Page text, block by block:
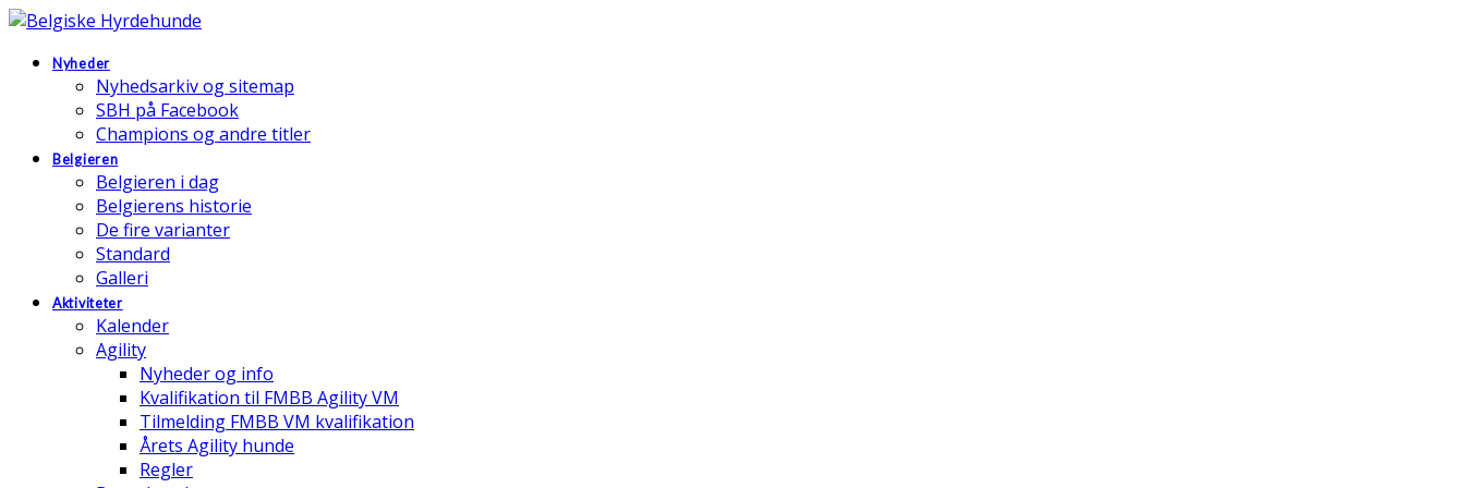
Nyheder
Nyhedsarkiv og sitemap
SBH på Facebook
Champions og andre titler
Belgieren
Belgieren i dag
Belgierens historie
De fire varianter
Standard
Galleri
Aktiviteter
Kalender
Agility
Nyheder og info
Kvalifikation til FMBB Agility VM
Tilmelding FMBB VM kvalifikation
Årets Agility hunde
Regler